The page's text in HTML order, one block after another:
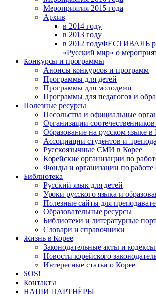
Мероприятия 2015 года
Архив
в 2014 году
в 2013 году
в 2012 годуФЕСТИВАЛЬ
«Русский мир» о
Конкурсы и программы
Анонсы конкурсов и программ
Программы для детей
Программы для молодежи
Программы для педагогов и
Полезные ресурсы
Посольства и официальные
Организации
Образование на русском языке в
Ассоциации студентов и
Русскоязычные СМИ в Корее
Корейские организации по
Фонды и организации по
Библиотека
Русский язык для детей
Уроки русского языка и
Полезные сайты для
Образовательные ресурсы
Библиотеки и литературные
Словари и справочники
Жизнь в Корее
Законодательные акты и
Новости корейского
Интересные статьи о Корее
SOS!
Контакты
НАШИ ПАРТНЁРЫ